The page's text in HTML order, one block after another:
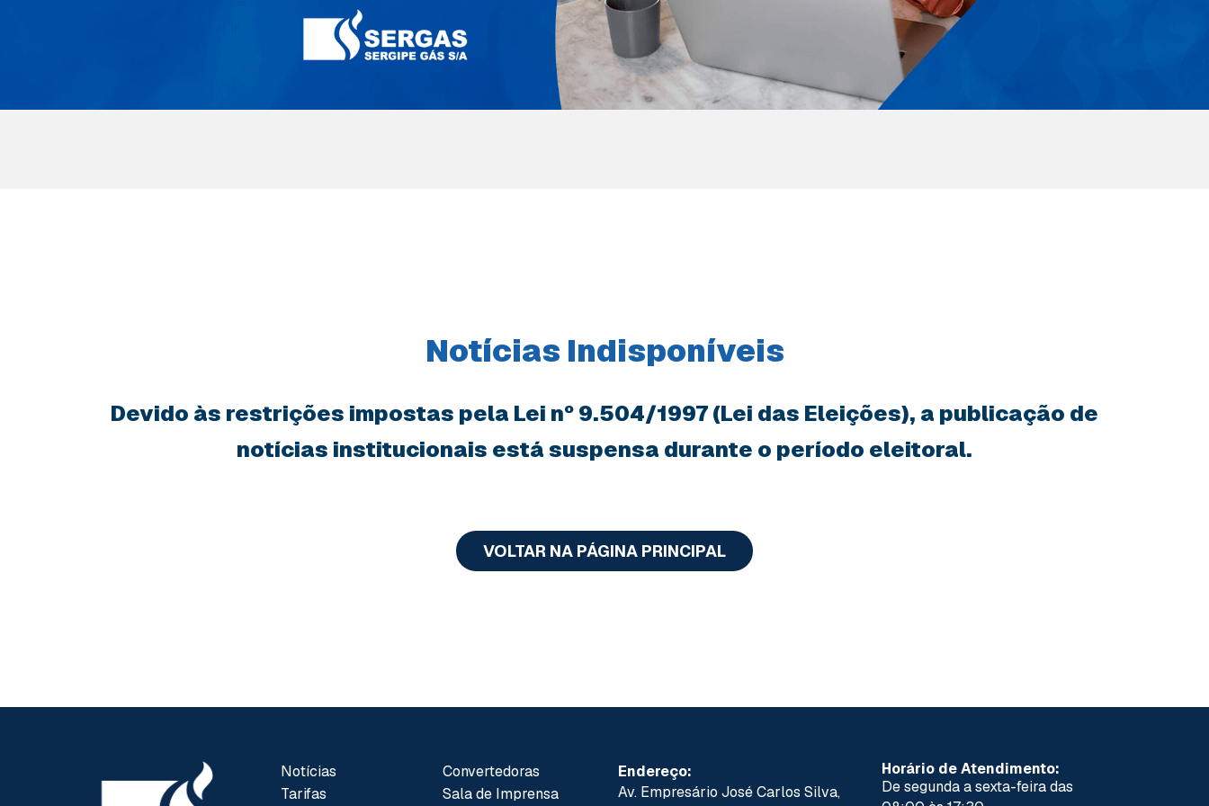
Notícias Indisponíveis
Devido às restrições impostas pela Lei nº 9.504/1997 (Lei das Eleições), a publicação de
notícias institucionais está suspensa durante o período eleitoral.
VOLTAR NA PÁGINA PRINCIPAL
Notícias
Tarifas
Convertedoras
Sala de Imprensa
Endereço:
Av. Empresário José Carlos Silva,
Horário de Atendimento:
De segunda a sexta-feira das